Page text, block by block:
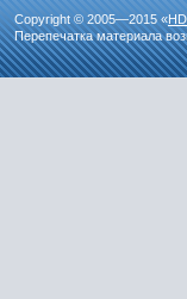
Copyright © 2005—2015 «
Перепечатка материала